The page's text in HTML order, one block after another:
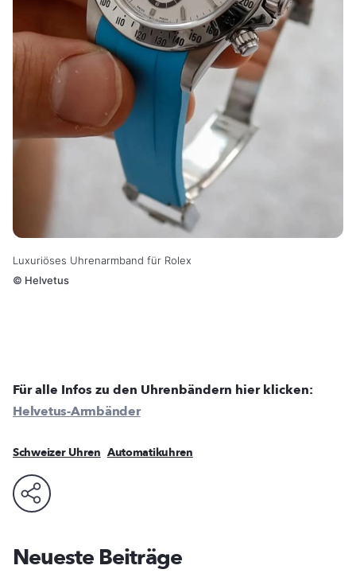
Luxuriöses Uhrenarmband für Rolex
© Helvetus
Für alle Infos zu den Uhrenbändern hier klicken:
Helvetus-Armbänder
Schweizer Uhren Automatikuhren
Neueste Beiträge